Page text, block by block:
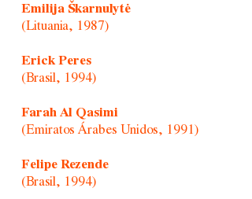
Emilija Škarnulytė
(Lituania, 1987)
Erick Peres
(Brasil, 1994)
Farah Al Qasimi
(Emiratos Árabes Unidos, 1991)
Felipe Rezende
(Brasil, 1994)